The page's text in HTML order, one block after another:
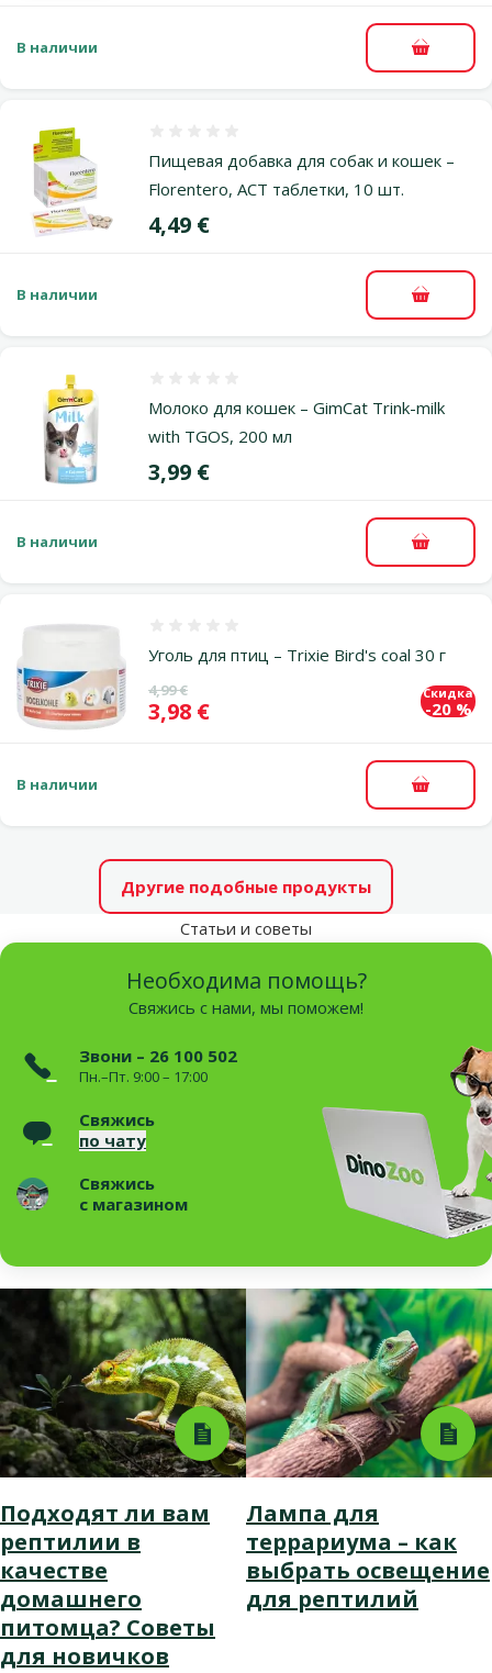
В наличии В
Пищевая добавка для собак и кошек –
Florentero, ACT таблетки, 10 шт.
Цена
4,49 €
В наличии В
Молоко для кошек – GimCat Trink-milk
with TGOS, 200 мл
Цена
3,99 €
В наличии В
Уголь для птиц – Trixie Bird's coal 30 г
Исходная цена
4,99 €
Цена
3,98 €
Скидка
-20 %
В наличии В
Другие подобные продукты
Статьи и советы
Необходима помощь?
Свяжись с нами, мы поможем!
Звони – 26 100 502
Пн.–Пт. 9:00 – 17:00
Свяжись
по чату
Свяжись
с магазином
Подходят ли вам
рептилии в
качестве
домашнего
питомца? Советы
для новичков
Лампа для
террариума – как
выбрать освещение
для рептилий